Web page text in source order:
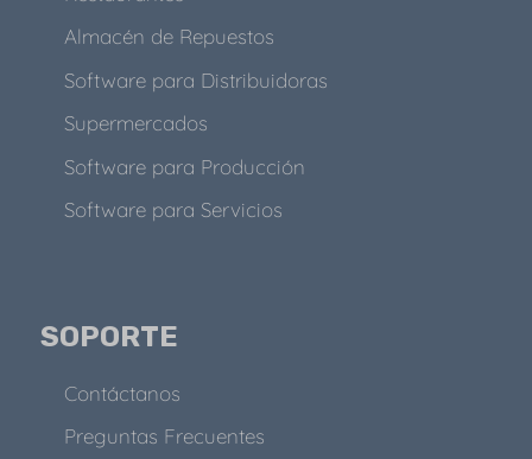
Almacén de Repuestos
Software para Distribuidoras
Supermercados
Software para Producción
Software para Servicios
SOPORTE
Contáctanos
Preguntas Frecuentes